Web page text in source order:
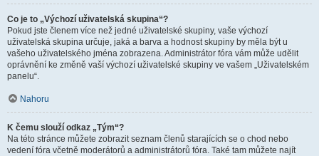
Co je to „Výchozí uživatelská skupina“?
Pokud jste členem více než jedné uživatelské skupiny, vaše výchozí
uživatelská skupina určuje, jaká a barva a hodnost skupiny by měla být u
vašeho uživatelského jména zobrazena. Administrátor fóra vám může udělit
oprávnění ke změně vaší výchozí uživatelské skupiny ve vašem „Uživatelském
panelu“.
Nahoru
K čemu slouží odkaz „Tým“?
Na této stránce můžete zobrazit seznam členů starajících se o chod nebo
vedení fóra včetně moderátorů a administrátorů fóra. Také tam můžete najít